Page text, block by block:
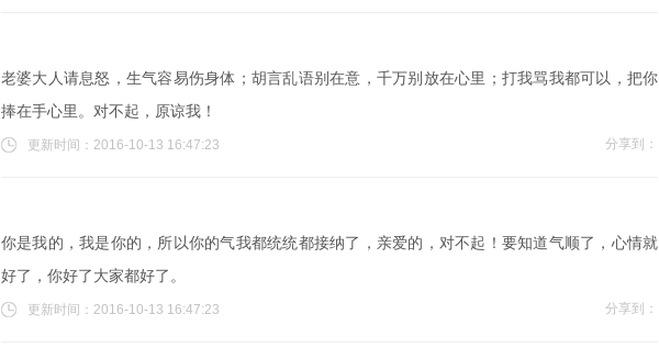
老婆大人请息怒，生气容易伤身体；胡言乱语别在意，千万别放在心里；打我骂我都可以，把你
捧在手心里。对不起，原谅我！
更新时间：2016-10-13 16:47:23 分享到：
你是我的，我是你的，所以你的气我都统统都接纳了，亲爱的，对不起！要知道气顺了，心情就
好了，你好了大家都好了。
更新时间：2016-10-13 16:47:23 分享到：